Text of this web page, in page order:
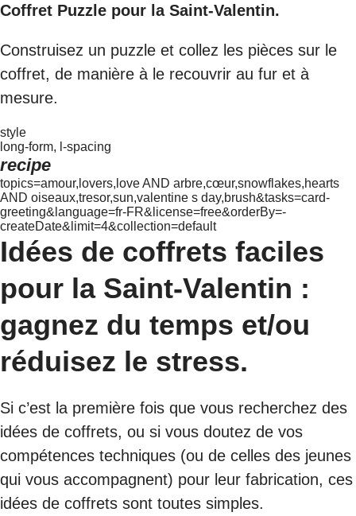
Coffret Puzzle pour la Saint-Valentin.
Construisez un puzzle et collez les pièces sur le
coffret, de manière à le recouvrir au fur et à
mesure.
style
long-form, l-spacing
recipe
topics=amour,lovers,love AND arbre,cœur,snowflakes,hearts
AND oiseaux,tresor,sun,valentine s day,brush&tasks=card-
greeting&language=fr-FR&license=free&orderBy=-
createDate&limit=4&collection=default
Idées de coffrets faciles
pour la Saint-Valentin :
gagnez du temps et/ou
réduisez le stress.
Si c’est la première fois que vous recherchez des
idées de coffrets, ou si vous doutez de vos
compétences techniques (ou de celles des jeunes
qui vous accompagnent) pour leur fabrication, ces
idées de coffrets sont toutes simples.